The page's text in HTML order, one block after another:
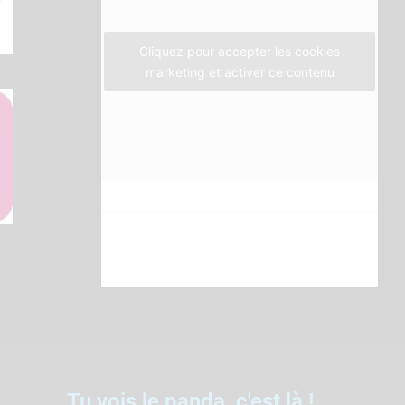
m
Cliquez pour accepter les cookies
marketing et activer ce contenu